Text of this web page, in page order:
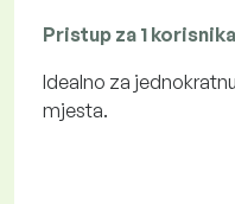
Pristup za 1 korisnika
Idealno za
mjesta.